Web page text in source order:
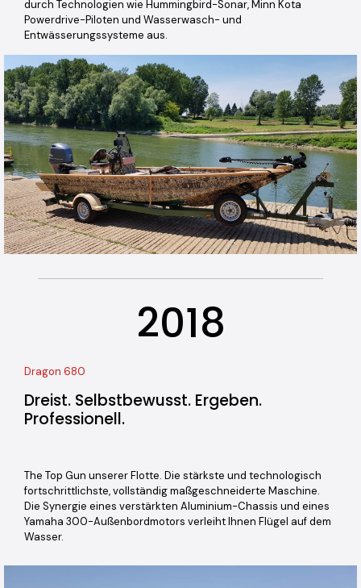
durch Technologien wie Hummingbird-Sonar, Minn Kota
Powerdrive-Piloten und Wasserwasch- und
Entwässerungssysteme aus.
2018
Dragon 680
Dreist. Selbstbewusst. Ergeben.
Professionell.
The Top Gun unserer Flotte. Die stärkste und technologisch
fortschrittlichste, vollständig maßgeschneiderte Maschine.
Die Synergie eines verstärkten Aluminium-Chassis und eines
Yamaha 300-Außenbordmotors verleiht Ihnen Flügel auf dem
Wasser.